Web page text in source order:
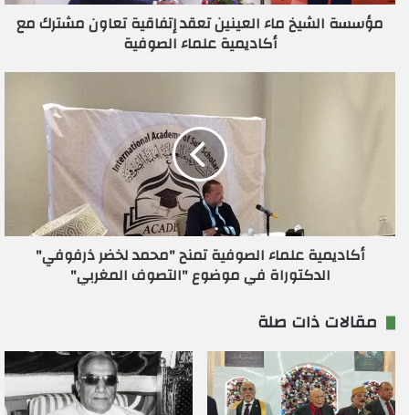
و
مؤسسة الشيخ ماء العينين تعقد إتفاقية تعاون مشترك مع
أكاديمية علماء الصوفية
أكاديمية علماء الصوفية تمنح "محمد لخضر ذرفوفي"
الدكتوراة في موضوع "التصوف المغربي"
مقالات ذات صلة